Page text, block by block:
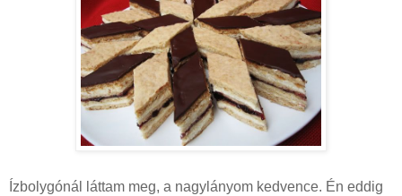
Ízbolygónál láttam meg, a nagylányom kedvence. Én eddig